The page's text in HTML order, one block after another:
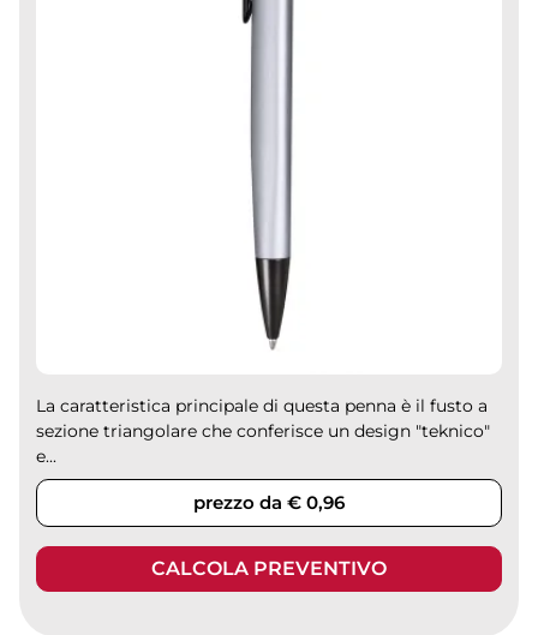
La caratteristica principale di questa penna è il fusto a
sezione triangolare che conferisce un design "teknico"
e...
prezzo da € 0,96
CALCOLA PREVENTIVO